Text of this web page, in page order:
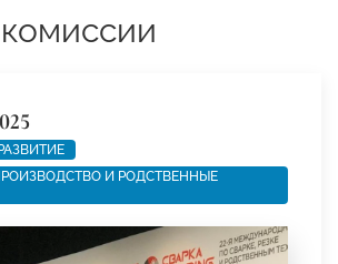
И РОДСТВЕННЫЕ